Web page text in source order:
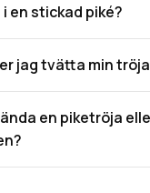
en stickad piké?
jag tvätta min
en piketröja